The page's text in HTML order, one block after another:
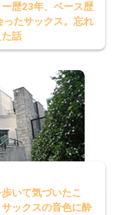
歴23年、ベース歴
たサックス。忘れ
話
いて気づいたこ
ックスの音色に酔